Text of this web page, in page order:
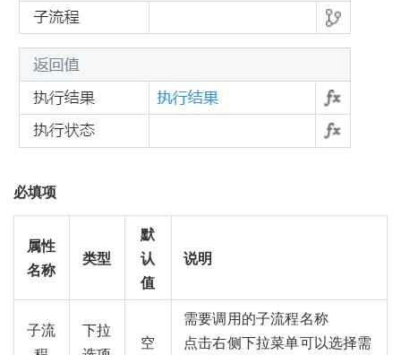
必填项
属性
名称
类型
默
认
值
说明
子流
下拉
空
需要调用的子流程名称
点击右侧下拉菜单可以选择需